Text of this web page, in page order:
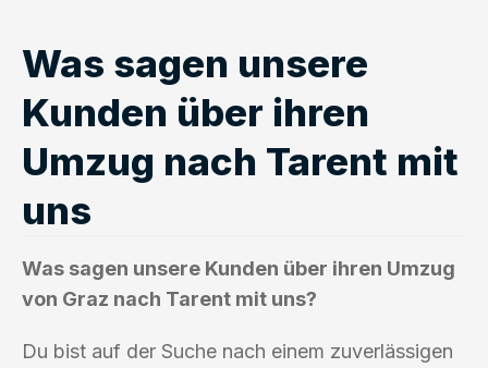
Was sagen unsere
Kunden über ihren
Umzug nach Tarent mit
uns
Was sagen unsere Kunden über ihren Umzug
von Graz nach Tarent mit uns?
Du bist auf der Suche nach einem zuverlässigen